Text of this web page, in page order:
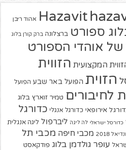
Hazavit אהוד ריבן
ספורט ברצלונה ברק קורן בלוג
אוהדי הספורט
המקצועית הזווית
הזוית הפועל באר שבע הפועל
לחיבורים טמיר זוארץ בלוג
אירופאי כדורגל אנגלי כדורגל
כדורסל ישראלי לה ליגה ליברפול ליגה אנגלית
2018 מכבי חיפה מכבי תל
עופר גולדמן בלוג פודקאסט